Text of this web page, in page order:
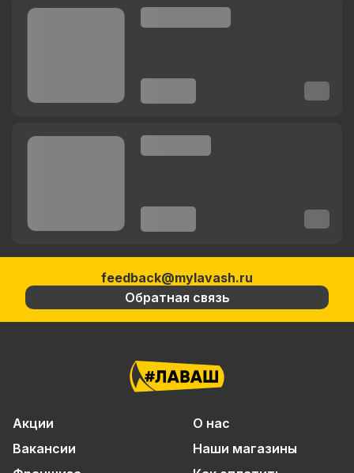
feedback@mylavash.ru
Обратная связь
Акции
О нас
Вакансии
Наши магазины